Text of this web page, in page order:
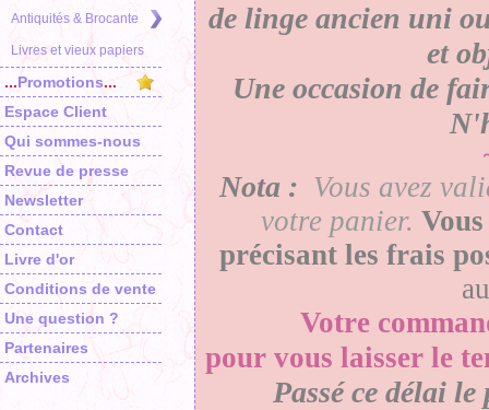
Antiquités & Brocante
Livres et vieux papiers
...Promotions...
Espace Client
Qui sommes-nous
Revue de presse
Newsletter
Contact
Livre d'or
Conditions de vente
Une question ?
Partenaires
Archives
de linge ancien uni
et
Une occasion de
Nota : Vous avez
votre panier.
précisant les frais
Votre
pour vous laisser le
Passé ce délai